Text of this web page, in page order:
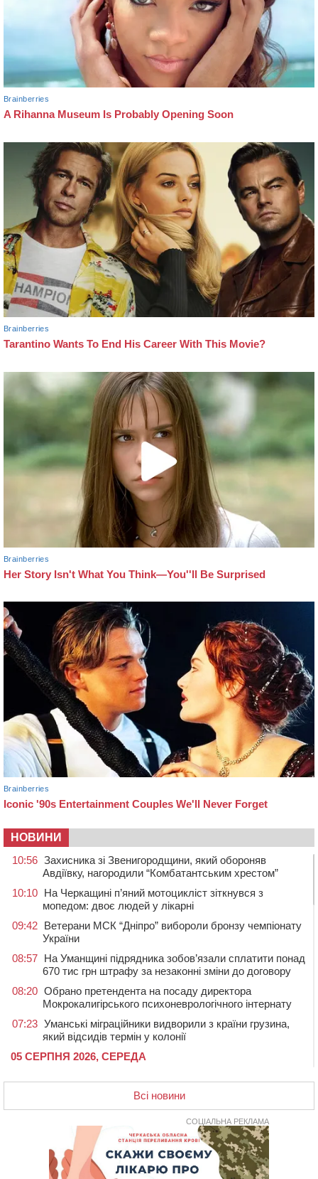
НОВИНИ
10:56 Захисника зі Звенигородщини, який обороняв
Авдіївку, нагородили “Комбатантським хрестом”
10:10 На Черкащині п’яний мотоцикліст зіткнувся з
мопедом: двоє людей у лікарні
09:42 Ветерани МСК “Дніпро” вибороли бронзу чемпіонату
України
08:57 На Уманщині підрядника зобов’язали сплатити понад
670 тис грн штрафу за незаконні зміни до договору
08:20 Обрано претендента на посаду директора
Мокрокалигірського психоневрологічного інтернату
07:23 Уманські міграційники видворили з країни грузина,
який відсидів термін у колонії
05 СЕРПНЯ 2026, СЕРЕДА
африканського “пекла”
19:30 Проєкт просторового розвитку Корсунь-
Шевченківської громади рекомендували до
погодження
У Звенигородці влада заборонила проводити масові
заходи
Всі новини
СОЦІАЛЬНА РЕКЛАМА